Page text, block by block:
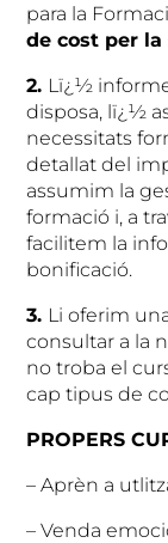
para la
de cost per la
2. Lï¿½
disposa, lï¿½
necessitats
detallat del
assumim la
formació i, a
facilitem la
bonificació.
3. Li oferim
consultar a la
no troba el
cap tipus de
PROPERS
– Aprèn a
– Venda